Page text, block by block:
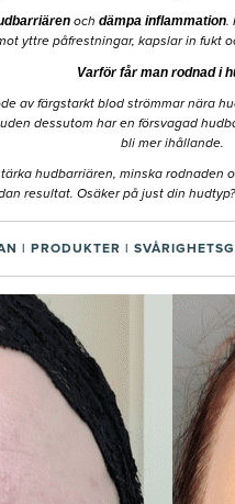
och dämpa inflammation.
yttre påfrestningar, kapslar in fukt
Varför får man rodnad i
av färgstarkt blod strömmar nära
dessutom har en försvagad
bli mer ihållande.
hudbarriären, minska
resultat. Osäker på just din
PRODUKTER